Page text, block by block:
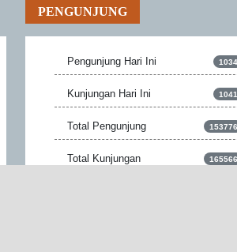
PENGUNJUNG
Pengunjung Hari Ini 1034
Kunjungan Hari Ini 1041
Total Pengunjung 153776
Total Kunjungan 165566